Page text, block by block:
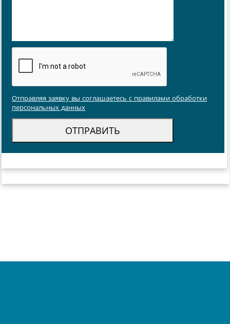
Отправляя заявку вы соглашаетесь с правилами обработки
персональных данных